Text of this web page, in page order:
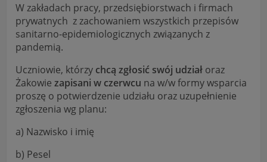
W zakładach pracy, przedsiębiorstwach i firmach
prywatnych z zachowaniem wszystkich przepisów
sanitarno-epidemiologicznych związanych z
pandemią.
Uczniowie, którzy chcą zgłosić swój udział oraz
Żakowiezapisani w czerwcu na w/w formy wsparcia
proszę o potwierdzenie udziału oraz uzupełnienie
zgłoszenia wg planu:
a) Nazwisko i imię
b) Pesel